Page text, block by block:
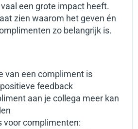
een grote impact heeft.
zien waarom het geven én
zo belangrijk is.
van een compliment is
feedback
aan je collega meer kan
voor complimenten: